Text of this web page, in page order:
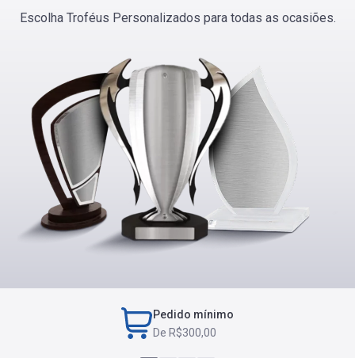
Escolha Troféus Personalizados para todas as ocasiões.
Pedido mínimo
De R$300,00